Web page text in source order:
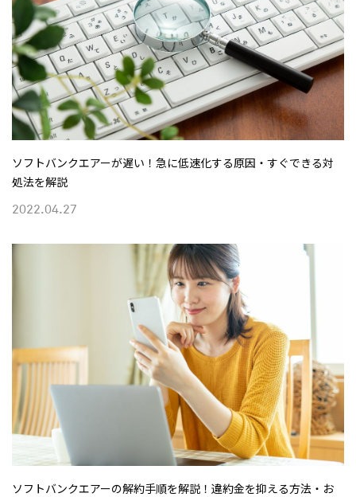
2022.04.27
ソフトバンクエアーが遅い！急に低速化する原因・すぐできる対
処法を解説
ソフトバンクエアーの解約手順を解説！違約金を抑える方法・お